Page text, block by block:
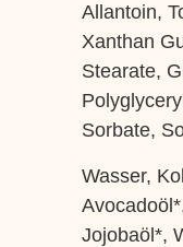
Allantoin,
Xanthan
Stearate,
Sorbate,
Wasser,
Jojobaöl*,